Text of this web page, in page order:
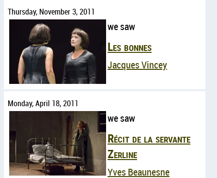
Thursday, November 3, 2011
we saw
Les bonnes
Jacques Vincey
Monday, April 18, 2011
we saw
Récit de la servante
Zerline
Yves Beaunesne